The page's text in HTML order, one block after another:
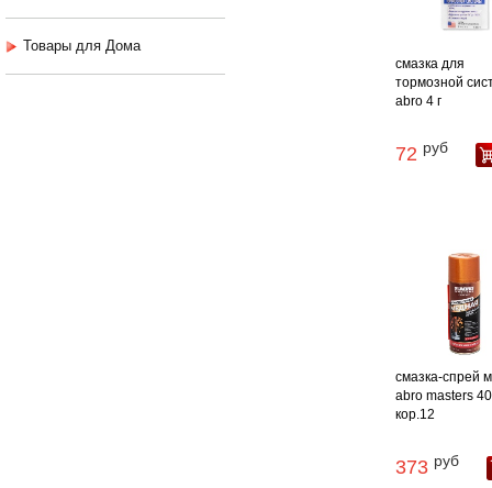
Товары для Дома
смазка для
тормозной
abro 4 г
72 руб
смазка-спрей
abro masters
кор.12
373 руб